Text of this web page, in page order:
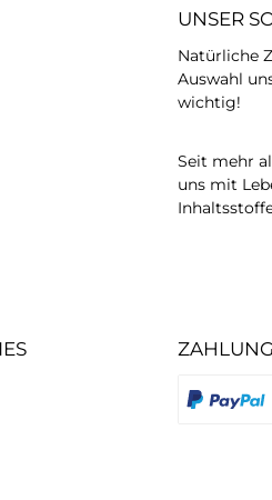
UNSER
Natürliche
Auswahl
wichtig!
Seit mehr
uns mit